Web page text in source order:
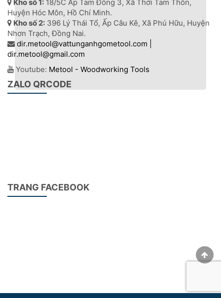
Kho số 1: 18/5C Ấp Tam Đông 3, Xã Thới Tam Thôn,
Huyện Hóc Môn, Hồ Chí Minh.
Kho số 2: 396 Lý Thái Tổ, Ấp Câu Kê, Xã Phú Hữu, Huyện
Nhơn Trạch, Đồng Nai.
dir.metool@vattunganhgometool.com |
dir.metool@gmail.com
Youtube: Metool - Woodworking Tools
ZALO QRCODE
TRANG FACEBOOK